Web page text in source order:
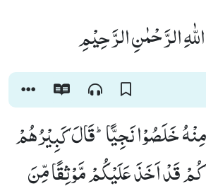
الرَّحْمٰنِ الرَّحِیْمِ
مِنْهُ خَلَصُوْا نَجِیًّاؕ-قَالَ كَبِیْرُهُمْ
قَدْ اَخَذَ عَلَیْكُمْ مَّوْثِقًا مِّنَ